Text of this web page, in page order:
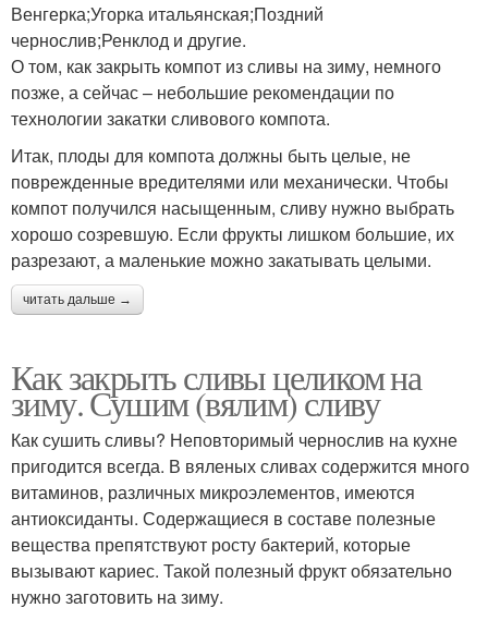
Венгерка;Угорка итальянская;Поздний
чернослив;Ренклод и другие.
О том, как закрыть компот из сливы на зиму, немного
позже, а сейчас – небольшие рекомендации по
технологии закатки сливового компота.
Итак, плоды для компота должны быть целые, не
поврежденные вредителями или механически. Чтобы
компот получился насыщенным, сливу нужно выбрать
хорошо созревшую. Если фрукты лишком большие, их
разрезают, а маленькие можно закатывать целыми.
читать дальше →
Как закрыть сливы целиком на
зиму. Сушим (вялим) сливу
Как сушить сливы? Неповторимый чернослив на кухне
пригодится всегда. В вяленых сливах содержится много
витаминов, различных микроэлементов, имеются
антиоксиданты. Содержащиеся в составе полезные
вещества препятствуют росту бактерий, которые
вызывают кариес. Такой полезный фрукт обязательно
нужно заготовить на зиму.